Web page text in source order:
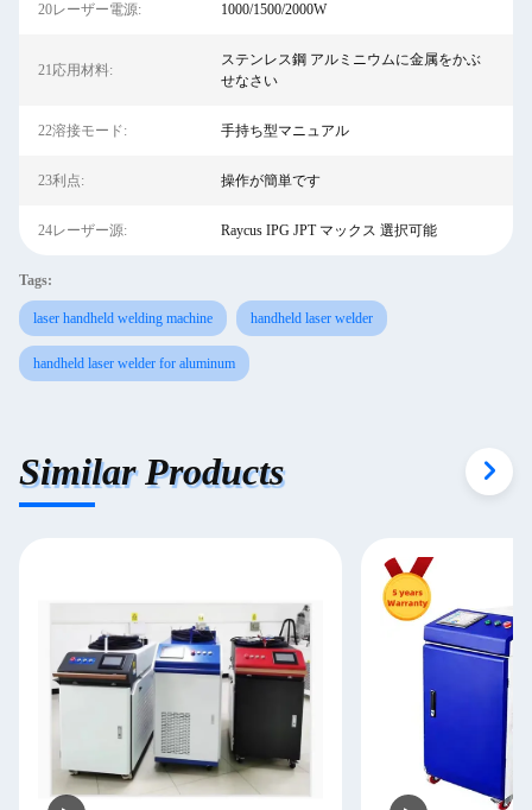
20レーザー電源: 1000/1500/2000W
21応用材料:
ステンレス鋼 アルミニウムに金属をかぶ
せなさい
22溶接モード: 手持ち型マニュアル
23利点: 操作が簡単です
24レーザー源: Raycus IPG JPT マックス 選択可能
Tags:
laser handheld welding machine handheld laser welder
handheld laser welder for aluminum
Similar Products